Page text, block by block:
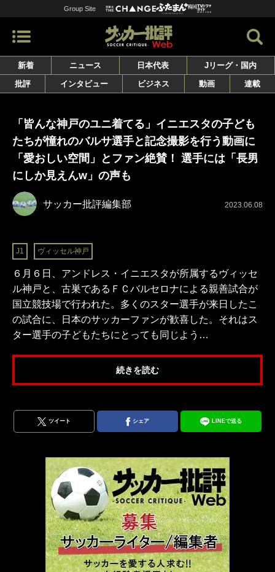
Group Site
新着 ニュース 日本代表
Jリーグ・国内
批評
インタビュー ビジネス 動画 連載
「皆んな神戸のユニ着てる」イニエスタの子ども
たちが憧れのバルサ選手と記念撮影を行う動画に
「愛おしい空間」とファン絶賛！ 選手には「長男
にしか見えんw」の声も
サッカー批評編集部 2023.06.08
J1 ヴィッセル神戸
６月６日、アンドレス・イニエスタが所属するヴィッセ
ル神戸と、古巣であるＦＣバルセロナによる親善試合が
国立競技場で行われた。多くのスター選手が来日したこ
の試合に、日本のサッカーファンが歓喜した。それはス
ター選手の子どもたちにとっても同じよう…
続きを読む
ツイート シェア LINEで送る